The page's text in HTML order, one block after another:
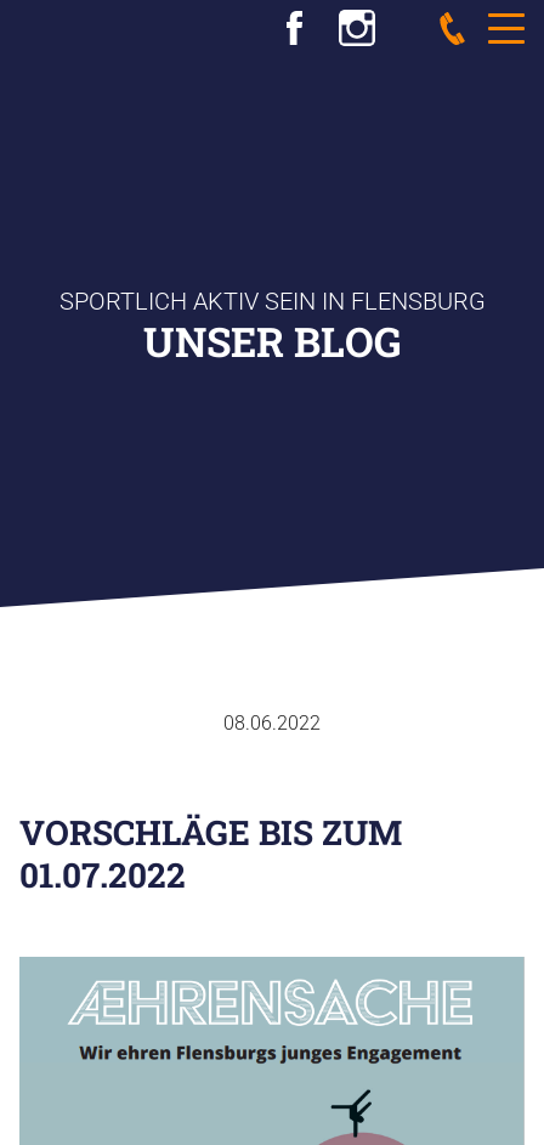
SPORTVERBAND
FACHVERBÄNDE
SPORTLICH AKTIV SEIN IN FLENSBURG
UNSER BLOG
08.06.2022
VORSCHLÄGE BIS ZUM
01.07.2022